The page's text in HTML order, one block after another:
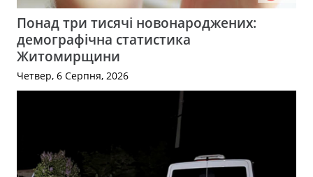
Понад три тисячі новонароджених:
демографічна статистика
Житомирщини
Четвер, 6 Серпня, 2026